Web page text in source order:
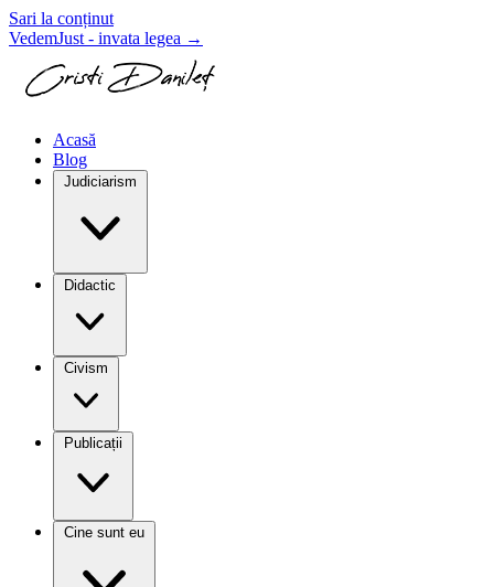
Sari la conținut
VedemJust - invata legea →
Acasă
Blog
Judiciarism
Didactic
Civism
Publicații
Cine sunt eu